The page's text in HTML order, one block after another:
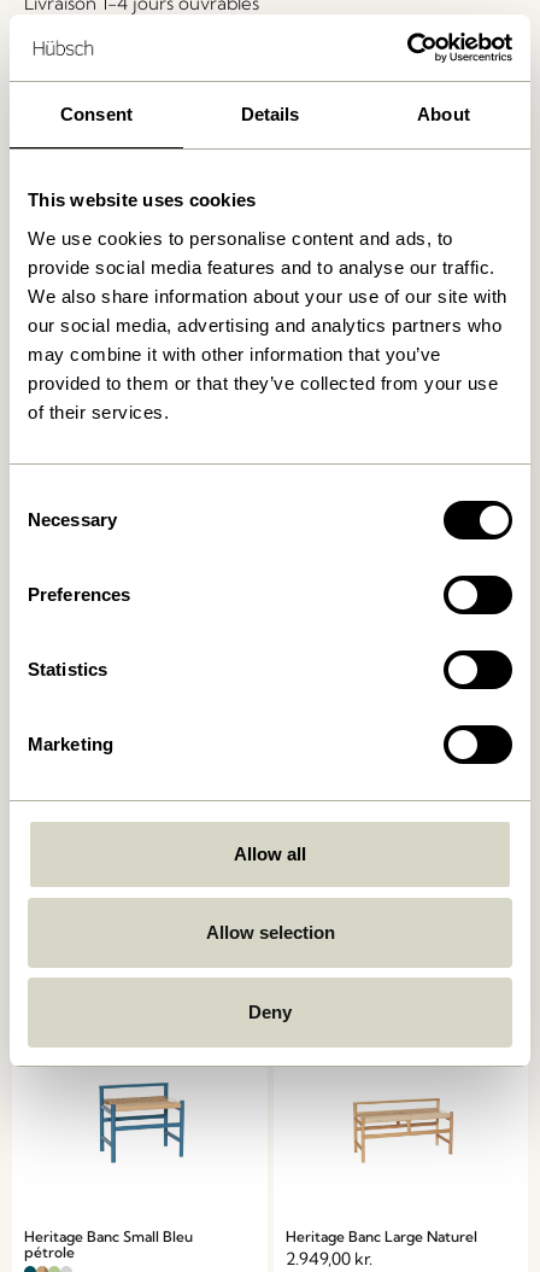
Consent Details About
This website uses cookies
We use cookies to personalise content and ads, to
provide social media features and to analyse our traffic.
We also share information about your use of our site with
our social media, advertising and analytics partners who
may combine it with other information that you’ve
provided to them or that they’ve collected from your use
of their services.
Selection
Necessary
Preferences
Statistics
Marketing
Allow all
Allow selection
Deny
Retour 30 jours
Produits similaires
2.549,00kr.
1.099,00kr.879,20kr.
Koi Banc Vert/Gris
1.099,00kr.879,20kr.
Ajouter au panier
Heritage Banc Small Bleu
pétrole
Heritage Banc Large Naturel
2.949,00 kr.